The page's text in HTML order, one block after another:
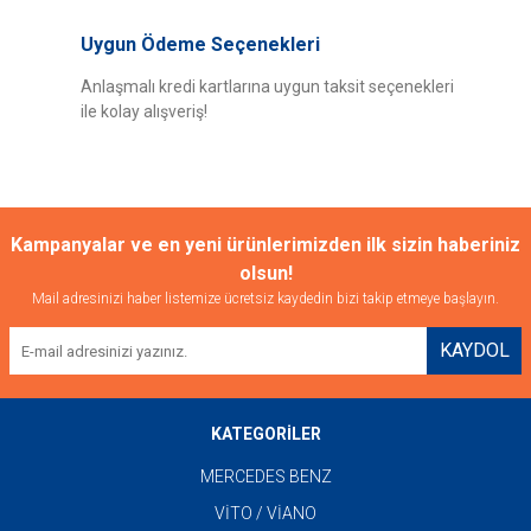
Uygun Ödeme Seçenekleri
Anlaşmalı kredi kartlarına uygun taksit seçenekleri
ile kolay alışveriş!
Kampanyalar ve en yeni ürünlerimizden ilk sizin haberiniz
olsun!
Mail adresinizi haber listemize ücretsiz kaydedin bizi takip etmeye başlayın.
KAYDOL
KATEGORİLER
MERCEDES BENZ
VİTO / VİANO